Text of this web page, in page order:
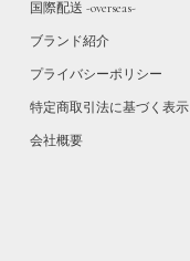
国際配送 -overseas-
ブランド紹介
プライバシーポリシー
特定商取引法に基づく表示
会社概要